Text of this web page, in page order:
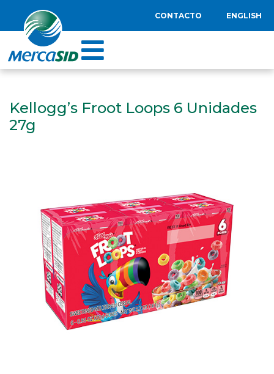
CONTACTO ENGLISH
Kellogg’s Froot Loops 6 Unidades
27g